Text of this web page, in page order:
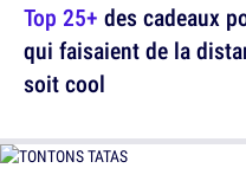
Top 25+ des cadeaux
qui faisaient de la
soit cool